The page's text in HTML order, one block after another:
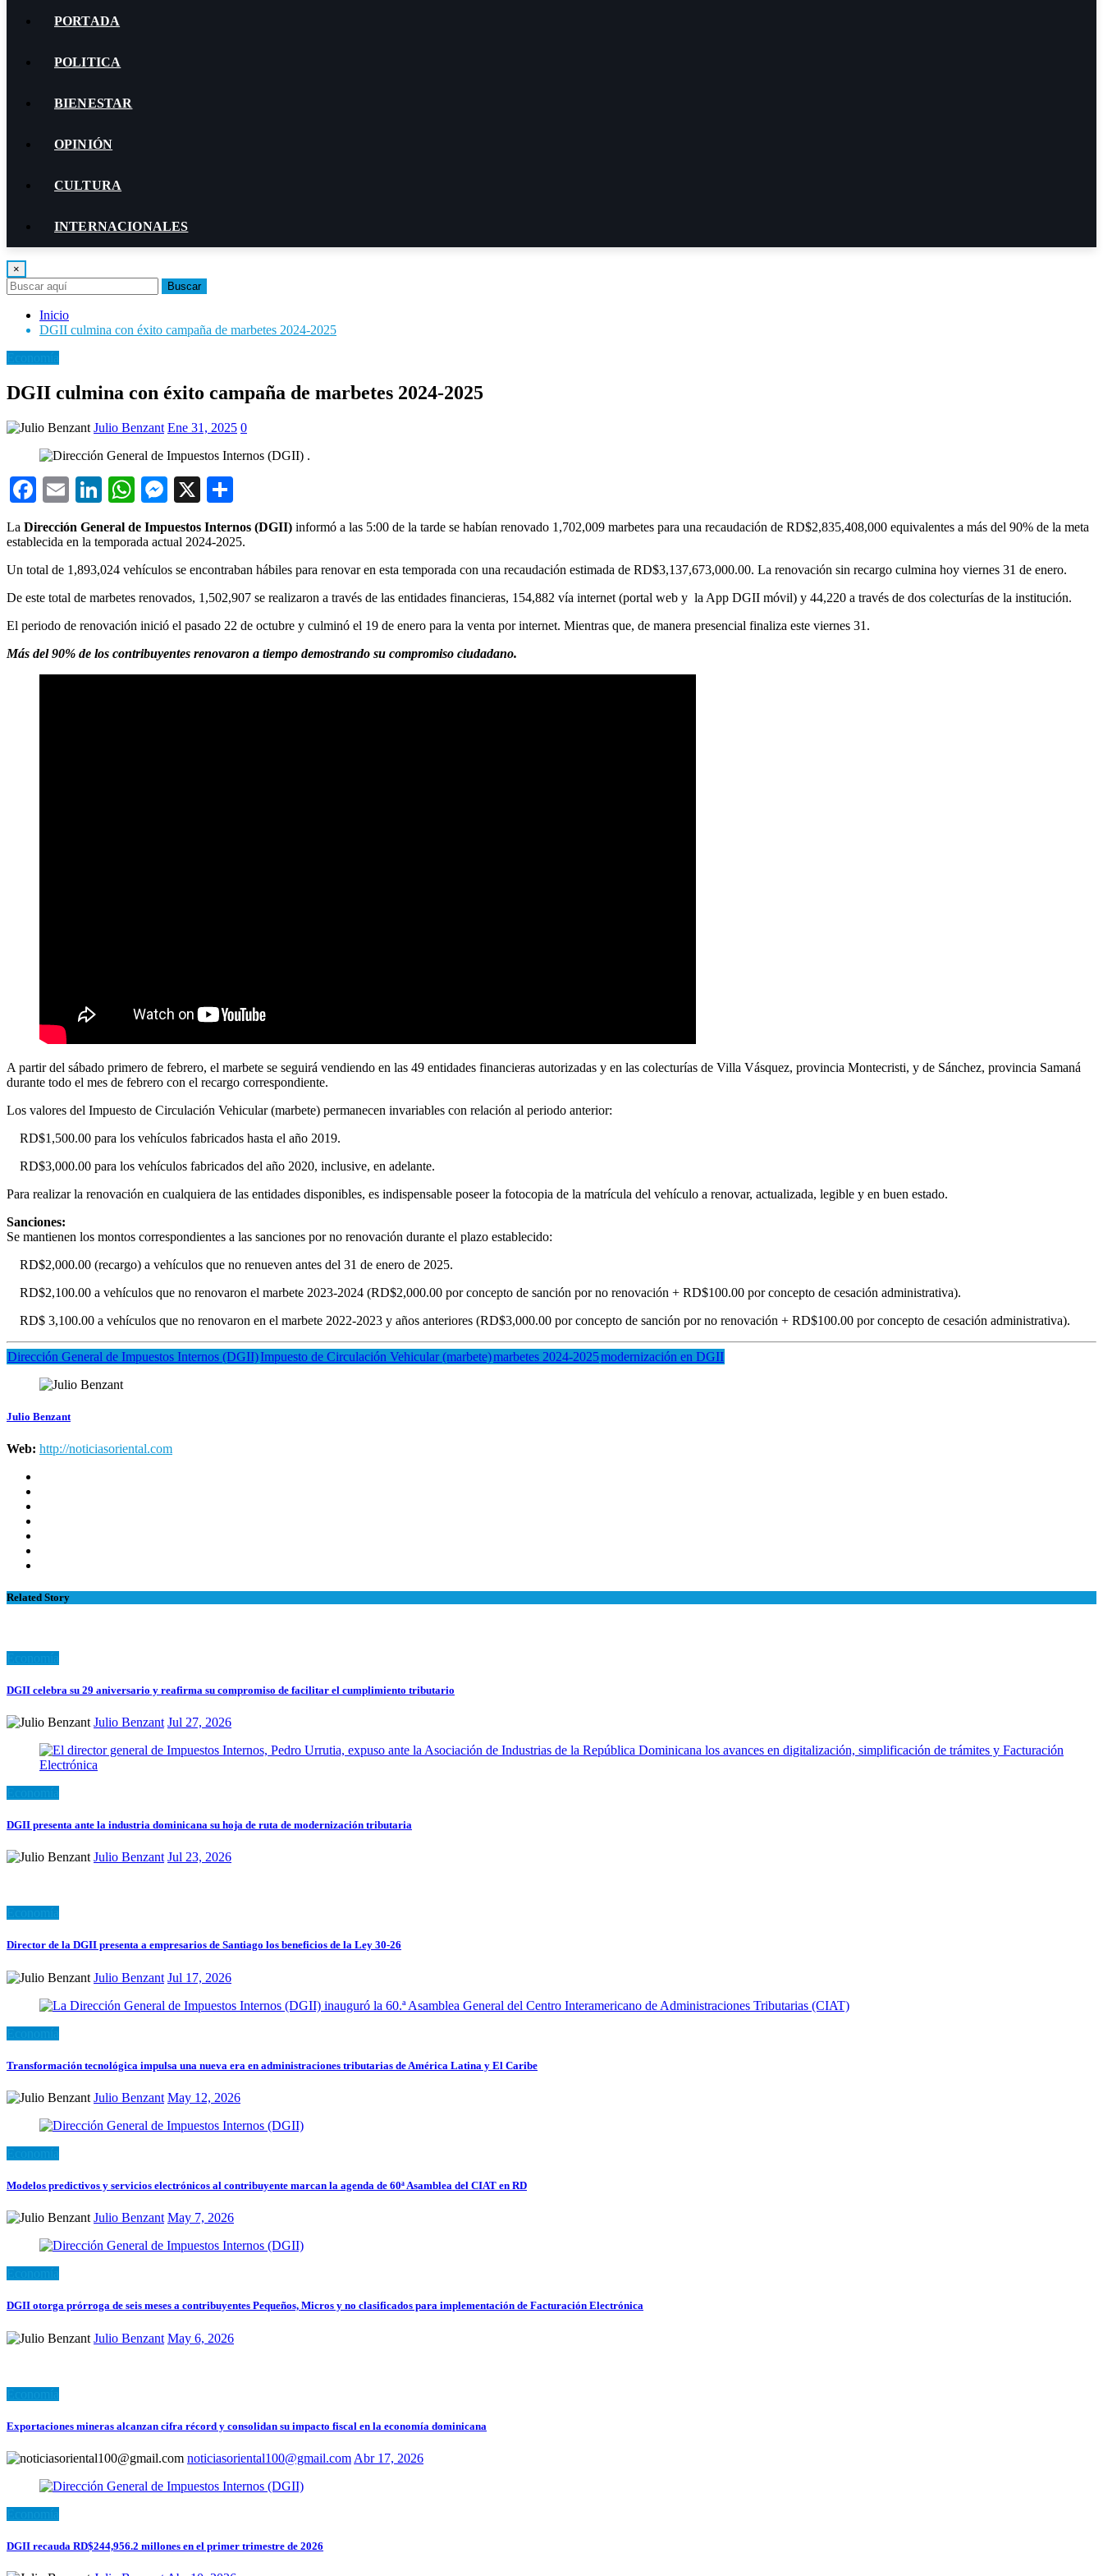
PORTADA
POLITICA
BIENESTAR
OPINIÓN
CULTURA
INTERNACIONALES
×
Buscar
Inicio
DGII culmina con éxito campaña de marbetes 2024-2025
DGII culmina con éxito campaña de marbetes 2024-2025
Julio Benzant Ene 31, 2025 0
Facebook
EmailLinkedIn
WhatsApp
Messenger
X
La Dirección General de Impuestos Internos (DGII) informó a las 5:00 de la tarde se habían renovado 1,702,009 marbetes para una recaudación de RD$2,835,408,000 equivalentes a más del 90% de la meta
establecida en la temporada actual 2024-2025.
Un total de 1,893,024 vehículos se encontraban hábiles para renovar en esta temporada con una recaudación estimada de RD$3,137,673,000.00. La renovación sin recargo culmina hoy viernes 31 de enero.
De este total de marbetes renovados, 1,502,907 se realizaron a través de las entidades financieras, 154,882 vía internet (portal web y la App DGII móvil) y 44,220 a través de dos colecturías de la institución.
El periodo de renovación inició el pasado 22 de octubre y culminó el 19 de enero para la venta por internet. Mientras que, de manera presencial finaliza este viernes 31.
Más del 90% de los contribuyentes renovaron a tiempo demostrando su compromiso ciudadano.
A partir del sábado primero de febrero, el marbete se seguirá vendiendo en las 49 entidades financieras autorizadas y en las colecturías de Villa Vásquez, provincia Montecristi, y de Sánchez, provincia Samaná
durante todo el mes de febrero con el recargo correspondiente.
Los valores del Impuesto de Circulación Vehicular (marbete) permanecen invariables con relación al periodo anterior:
RD$1,500.00 para los vehículos fabricados hasta el año 2019.
RD$3,000.00 para los vehículos fabricados del año 2020, inclusive, en adelante.
Para realizar la renovación en cualquiera de las entidades disponibles, es indispensable poseer la fotocopia de la matrícula del vehículo a renovar, actualizada, legible y en buen estado.
Sanciones:
Se mantienen los montos correspondientes a las sanciones por no renovación durante el plazo establecido:
RD$2,000.00 (recargo) a vehículos que no renueven antes del 31 de enero de 2025.
RD$2,100.00 a vehículos que no renovaron el marbete 2023-2024 (RD$2,000.00 por concepto de sanción por no renovación + RD$100.00 por concepto de cesación administrativa).
RD$ 3,100.00 a vehículos que no renovaron en el marbete 2022-2023 y años anteriores (RD$3,000.00 por concepto de sanción por no renovación + RD$100.00 por concepto de cesación administrativa).
Dirección General de Impuestos Internos (DGII)Impuesto de Circulación Vehicular (marbete)marbetes 2024-2025modernización en DGII
Julio Benzant
Web: http://noticiasoriental.com
Related Story
DGII celebra su 29 aniversario y reafirma su compromiso de facilitar el cumplimiento tributario
Julio Benzant Jul 27, 2026
DGII presenta ante la industria dominicana su hoja de ruta de modernización tributaria
Julio Benzant Jul 23, 2026
Director de la DGII presenta a empresarios de Santiago los beneficios de la Ley 30-26
Julio Benzant Jul 17, 2026
Transformación tecnológica impulsa una nueva era en administraciones tributarias de América Latina y El Caribe
Julio Benzant May 12, 2026
Modelos predictivos y servicios electrónicos al contribuyente marcan la agenda de 60ª Asamblea del CIAT en RD
Julio Benzant May 7, 2026
DGII otorga prórroga de seis meses a contribuyentes Pequeños, Micros y no clasificados para implementación de Facturación Electrónica
Julio Benzant May 6, 2026
Exportaciones mineras alcanzan cifra récord y consolidan su impacto fiscal en la economía dominicana
noticiasoriental100@gmail.com Abr 17, 2026
DGII recauda RD$244,956.2 millones en el primer trimestre de 2026